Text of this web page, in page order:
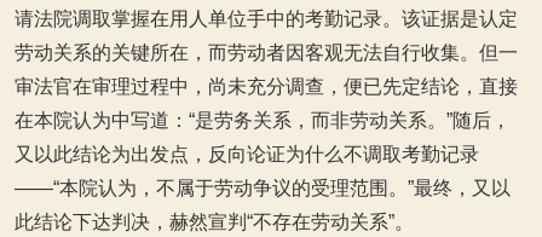
请法院调取掌握在用人单位手中的考勤记录。该证据是认定
劳动关系的关键所在，而劳动者因客观无法自行收集。但一
审法官在审理过程中，尚未充分调查，便已先定结论，直接
在本院认为中写道：“是劳务关系，而非劳动关系。”随后，
又以此结论为出发点，反向论证为什么不调取考勤记录
——“本院认为，不属于劳动争议的受理范围。”最终，又以
此结论下达判决，赫然宣判“不存在劳动关系”。